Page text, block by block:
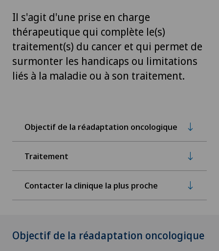
Il s'agit d'une prise en charge
thérapeutique qui complète le(s)
traitement(s) du cancer et qui permet de
surmonter les handicaps ou limitations
liés à la maladie ou à son traitement.
Objectif de la réadaptation oncologique
Traitement
Contacter la clinique la plus proche
Objectif de la réadaptation oncologique